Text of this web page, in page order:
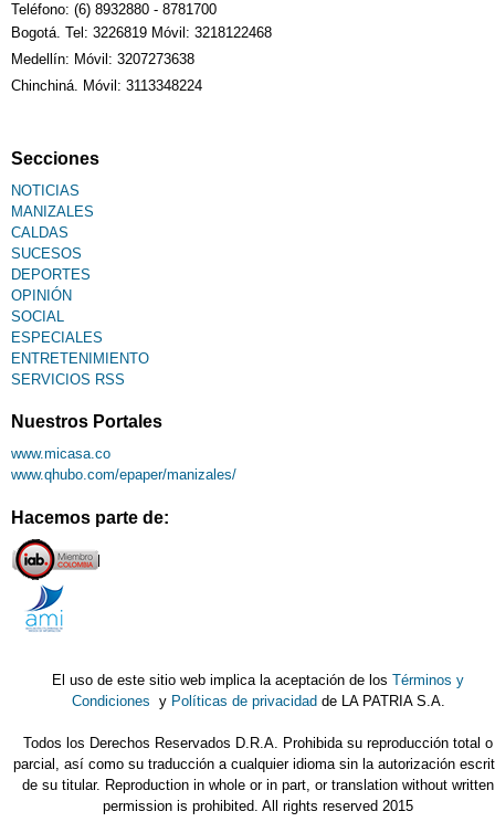
Teléfono: (6) 8932880 - 8781700
Bogotá. Tel: 3226819 Móvil: 3218122468
Medellín: Móvil: 3207273638
Chinchiná. Móvil: 3113348224
Secciones
NOTICIAS
MANIZALES
CALDAS
SUCESOS
DEPORTES
OPINIÓN
SOCIAL
ESPECIALES
ENTRETENIMIENTO
SERVICIOS RSS
Nuestros Portales
www.micasa.co
www.qhubo.com/epaper/manizales/
Hacemos parte de:
El uso de este sitio web implica la aceptación de losTérminos y
Condiciones y Políticas de privacidad de LA PATRIA S.A.
Todos los Derechos Reservados D.R.A. Prohibida su reproducción total o
parcial, así como su traducción a cualquier idioma sin la autorización
de su titular. Reproduction in whole or in part, or translation without written
permission is prohibited. All rights reserved 2015